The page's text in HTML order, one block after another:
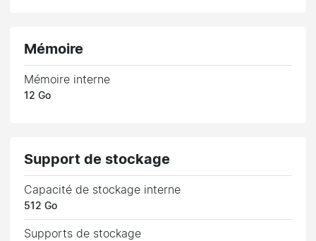
Mémoire
Mémoire interne
12 Go
Support de stockage
Capacité de stockage interne
512 Go
Supports de stockage